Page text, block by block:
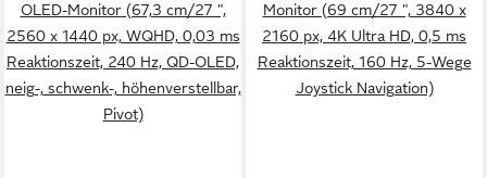
OLED-Monitor (67,3 cm/27 ",
2560 x 1440 px, WQHD, 0,03 ms
Reaktionszeit, 240 Hz, QD-OLED,
neig-, schwenk-, höhenverstellbar,
Pivot)
Monitor (69 cm/27 ", 3840 x
2160 px, 4K Ultra HD, 0,5 ms
Reaktionszeit, 160 Hz, 5-Wege
Joystick Navigation)